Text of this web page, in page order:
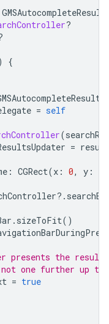
?
{
= self
(
=
: CGRect(x : 0, y :
?.
. sizeToFit()
presents the
one further up
= true